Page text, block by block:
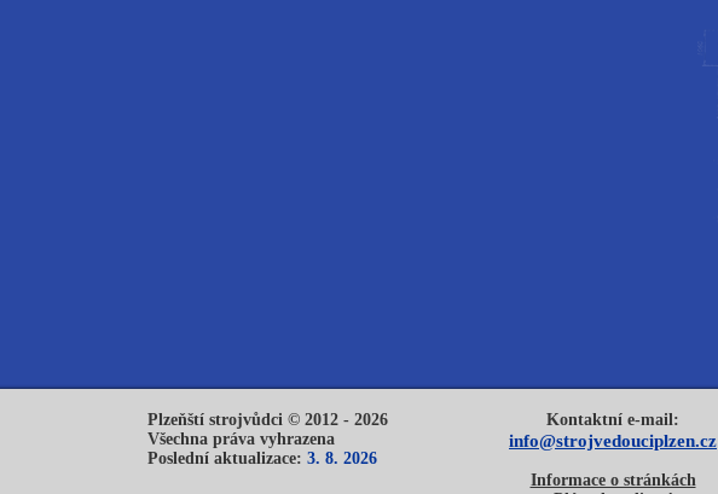
Plzeňští strojvůdci © 2012 - 2026
Všechna práva vyhrazena
Poslední aktualizace: 3. 8. 2026
Kontaktní e-mail:
info@strojvedouciplzen.cz
Informace o stránkách